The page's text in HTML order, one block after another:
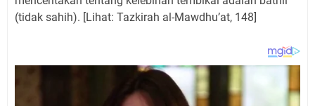
(tidak sahih). [Lihat: Tazkirah al-Mawdhu’at, 148]